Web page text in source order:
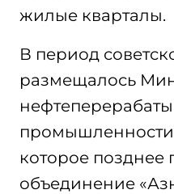
жилые кварталы.
В период
размещалось
которое позднее
объединение